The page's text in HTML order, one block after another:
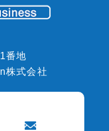
番地
株式会社